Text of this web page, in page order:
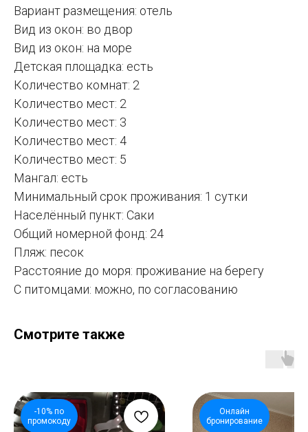
Вариант размещения: отель
Вид из окон: во двор
Вид из окон: на море
Детская площадка: есть
Количество комнат: 2
Количество мест: 2
Количество мест: 3
Количество мест: 4
Количество мест: 5
Мангал: есть
Минимальный срок проживания: 1 сутки
Населённый пункт: Саки
Общий номерной фонд: 24
Пляж: песок
Расстояние до моря: проживание на берегу
С питомцами: можно, по согласованию
Смотрите также
-10% по
промокоду
Онлайн
бронирование